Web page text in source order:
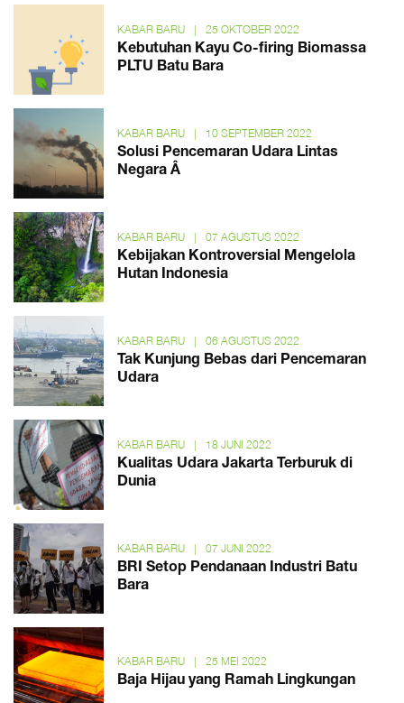
KABAR BARU | 25 OKTOBER 2022
Kebutuhan Kayu Co-firing Biomassa
PLTU Batu Bara
KABAR BARU | 10 SEPTEMBER 2022
Solusi Pencemaran Udara Lintas
Negara Â
KABAR BARU | 07 AGUSTUS 2022
Kebijakan Kontroversial Mengelola
Hutan Indonesia
KABAR BARU | 06 AGUSTUS 2022
Tak Kunjung Bebas dari Pencemaran
Udara
KABAR BARU | 18 JUNI 2022
Kualitas Udara Jakarta Terburuk di
Dunia
KABAR BARU | 07 JUNI 2022
BRI Setop Pendanaan Industri Batu
Bara
KABAR BARU | 25 MEI 2022
Baja Hijau yang Ramah Lingkungan